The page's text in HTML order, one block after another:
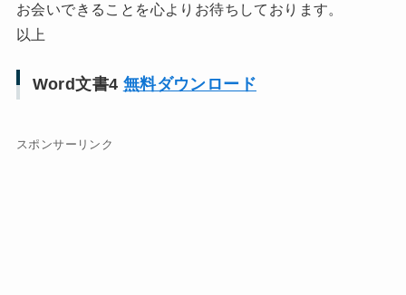
お会いできることを心よりお待ちしております。
以上
Word文書4 無料ダウンロード
スポンサーリンク